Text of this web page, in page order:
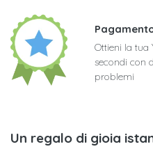
Ottieni la tua
secondi con
problemi
Un regalo di gioia